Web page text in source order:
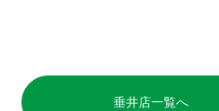
垂井店一覧へ